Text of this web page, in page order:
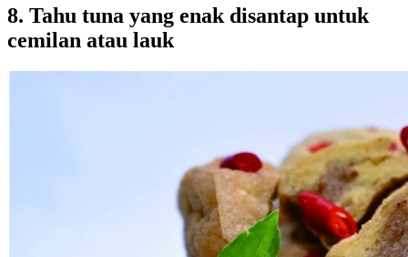
8. Tahu tuna yang enak disantap untuk
cemilan atau lauk